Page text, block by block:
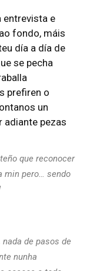
entrevista e
fondo, máis
día a día de
se pecha
prefiren o
un
adiante pezas
que reconocer
min pero… sendo
de pasos de
nunha